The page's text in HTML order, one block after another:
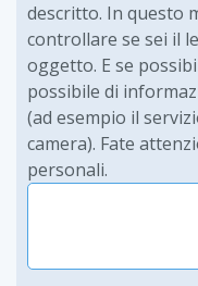
descritto. In questo
controllare se sei il
oggetto. E se
possibile di
(ad esempio il
camera). Fate
personali.